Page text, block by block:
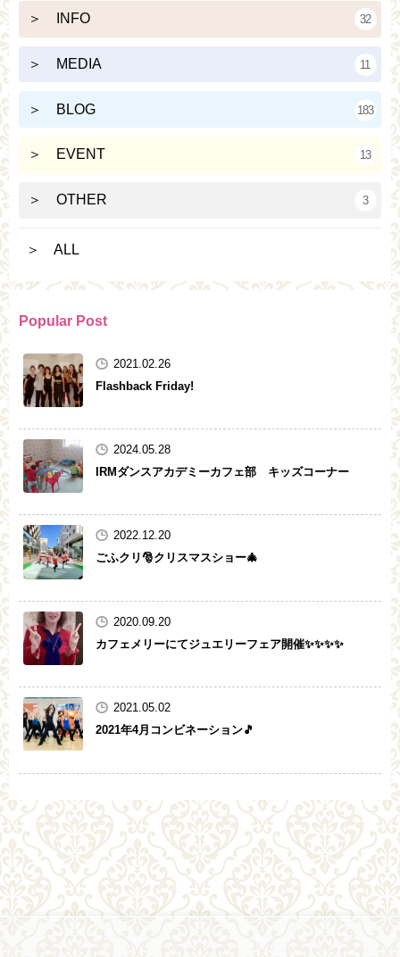
＞ INFO 32
＞ MEDIA 11
＞ BLOG 183
＞ EVENT 13
＞ OTHER 3
＞ ALL
Popular Post
2021.02.26
Flashback Friday!
2024.05.28
IRMダンスアカデミーカフェ部 キッズコーナー
2022.12.20
ごふクリ🎅クリスマスショー🎄
2020.09.20
カフェメリーにてジュエリーフェア開催✨✨✨✨
2021.05.02
2021年4月コンビネーション🎵